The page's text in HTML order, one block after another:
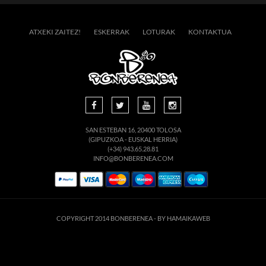
ATXEKI ZAITEZ! ESKERRAK LOTURAK KONTAKTUA
SAN ESTEBAN 16, 20400 TOLOSA
(GIPUZKOA - EUSKAL HERRIA)
(+34) 943.65.28.81
INFO@BONBERENEA.COM
COPYRIGHT 2014 BONBERENEA - BY HAMAIKAWEB